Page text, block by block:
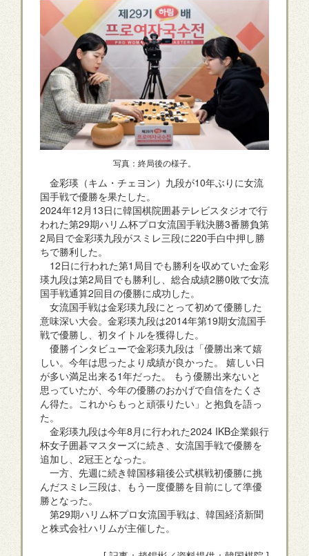
写真：終局後の様子。
金彩瑛（キム・チェヨン）九段が10年ぶりに女流
国手戦で優勝を果たした。
2024年12月13日に韓国棋院囲碁テレビスタジオで行
われた第29期ハリム杯プロ女流国手戦決勝3番勝負第
2局目で金彩瑛九段がスミレ三段に220手白中押し勝
ちで勝利した。
12日に行われた第1局目でも勝利を収めていた金彩
瑛九段は第2局目でも勝利し、総合成績2勝0敗で女流
国手戦通算2回目の優勝に成功した。
女流国手戦は金彩瑛九段にとって初めて優勝した
意味深い大会。金彩瑛九段は2014年第19期女流国手
戦で優勝し、初タイトルを獲得した。
優勝インタビューで金彩瑛九段は「優勝出来て嬉
しい。今年は思ったより成績が良かった。 嬉しい日
が多い満足出来る1年だった。 もう優勝出来ないと
思っていたが、今年の優勝のおかげで自信をたくさ
ん得た。これからもっと頑張りたい」と抱負を語っ
た。
金彩瑛九段は今年8月に行われた2024 IKB企業銀行
杯女子囲碁マスターズに続き、女流国手戦で優勝を
追加し、2冠王となった。
一方、先週に続き韓国移籍後公式棋戦初優勝に挑
んだスミレ三段は、もう一度優勝を目前にして準優
勝となった。
第29期ハリム杯プロ女流国手戦は、韓国経済新聞
と株式会社ハリムが主催した。